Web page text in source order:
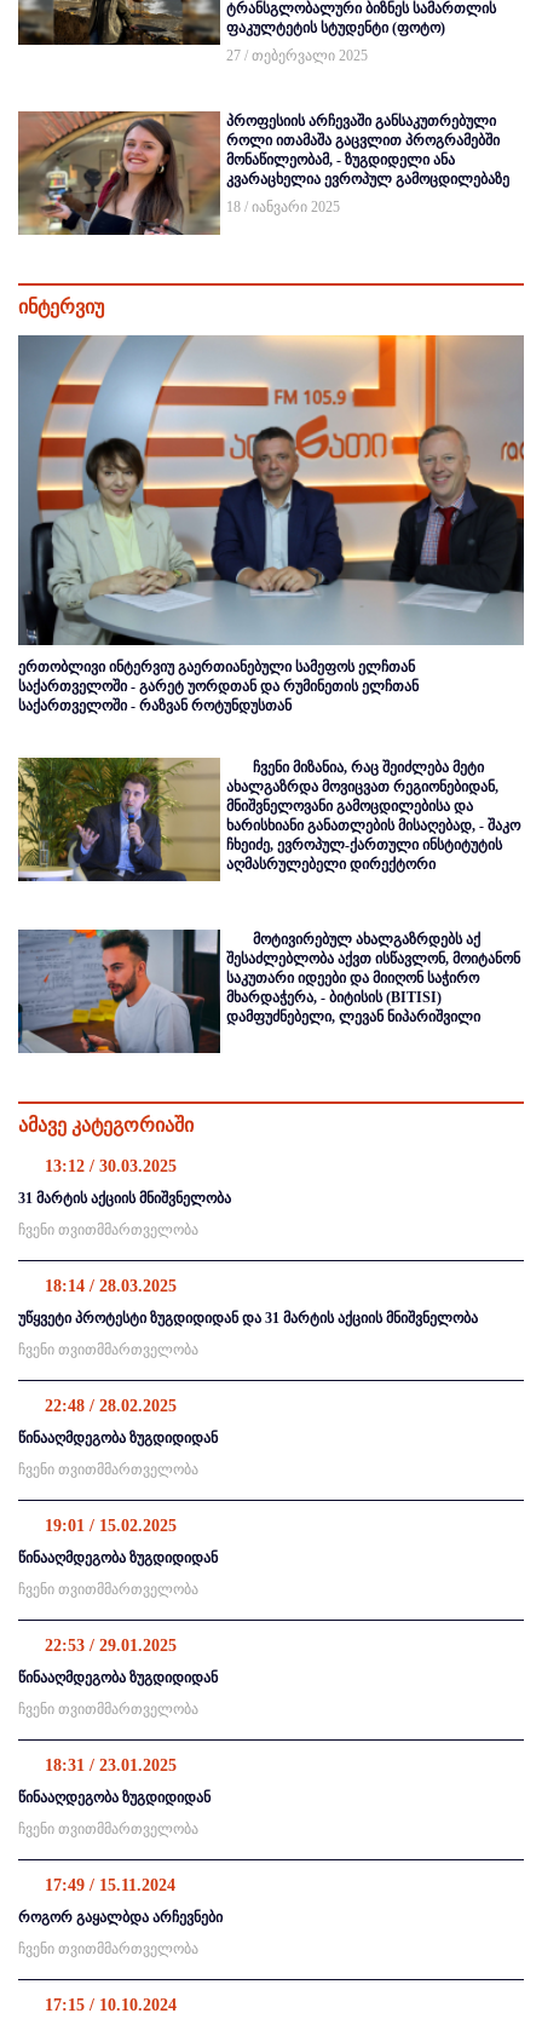
ტრანსგლობალური ბიზნეს სამართლის
ფაკულტეტის სტუდენტი (ფოტო)
27 / თებერვალი 2025
პროფესიის არჩევაში განსაკუთრებული
როლი ითამაშა გაცვლით პროგრამებში
მონაწილეობამ, - ზუგდიდელი ანა
კვარაცხელია ევროპულ გამოცდილებაზე
18 / იანვარი 2025
ინტერვიუ
ერთობლივი ინტერვიუ გაერთიანებული სამეფოს ელჩთან
საქართველოში - გარეტ უორდთან და რუმინეთის ელჩთან
საქართველოში - რაზვან როტუნდუსთან
ჩვენი მიზანია, რაც შეიძლება მეტი
ახალგაზრდა მოვიცვათ რეგიონებიდან,
მნიშვნელოვანი გამოცდილებისა და
ხარისხიანი განათლების მისაღებად, - შაკო
ჩხეიძე, ევროპულ-ქართული ინსტიტუტის
აღმასრულებელი დირექტორი
მოტივირებულ ახალგაზრდებს აქ
შესაძლებლობა აქვთ ისწავლონ, მოიტანონ
საკუთარი იდეები და მიიღონ საჭირო
მხარდაჭერა, - ბიტისის (BITISI)
დამფუძნებელი, ლევან ნიპარიშვილი
ამავე კატეგორიაში
13:12 / 30.03.2025
31 მარტის აქციის მნიშვნელობა
ჩვენი თვითმმართველობა
18:14 / 28.03.2025
უწყვეტი პროტესტი ზუგდიდიდან და 31 მარტის აქციის მნიშვნელობა
ჩვენი თვითმმართველობა
22:48 / 28.02.2025
წინააღმდეგობა ზუგდიდიდან
ჩვენი თვითმმართველობა
19:01 / 15.02.2025
წინააღმდეგობა ზუგდიდიდან
ჩვენი თვითმმართველობა
22:53 / 29.01.2025
წინააღმდეგობა ზუგდიდიდან
ჩვენი თვითმმართველობა
18:31 / 23.01.2025
წინააღდეგობა ზუგდიდიდან
ჩვენი თვითმმართველობა
17:49 / 15.11.2024
როგორ გაყალბდა არჩევნები
ჩვენი თვითმმართველობა
17:15 / 10.10.2024